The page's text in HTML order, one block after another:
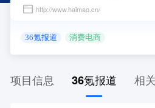
http://www.haimao.cn/
36氪报道 消费电商
项目信息 36氪报道 相